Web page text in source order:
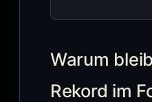
Warum
Rekord im